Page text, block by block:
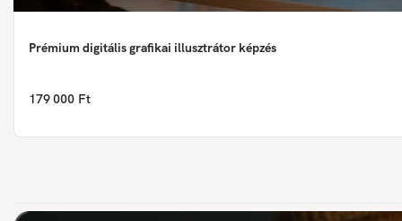
Prémium digitális grafikai illusztrátor képzés
179 000 Ft